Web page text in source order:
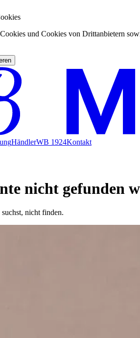
und Cookies von Drittanbietern
HändlerWB 1924Kontakt
nicht gefunden
nicht finden.